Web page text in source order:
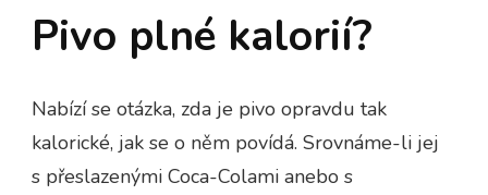
Pivo plné kalorií?
Nabízí se otázka, zda je pivo opravdu tak
kalorické, jak se o něm povídá. Srovnáme-li jej
s přeslazenými Coca-Colami anebo s